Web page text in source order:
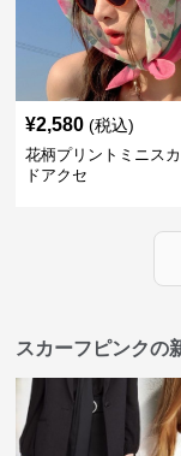
¥2,580 (税込)
花柄プリントミニス
ドアクセ
スカーフピンクの